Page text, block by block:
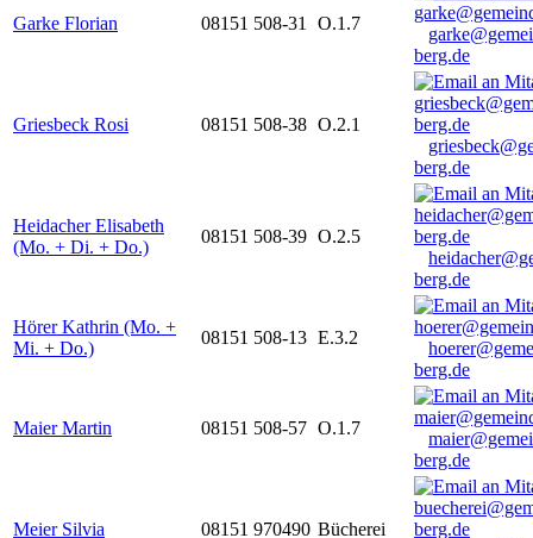
Garke Florian 08151 508-31 O.1.7
berg.de
Griesbeck Rosi 08151 508-38 O.2.1
berg.de
Heidacher Elisabeth
(Mo. + Di. + Do.)
08151 508-39 O.2.5
berg.de
Hörer Kathrin (Mo. +
Mi. + Do.)
08151 508-13 E.3.2
berg.de
Maier Martin 08151 508-57 O.1.7
berg.de
Meier Silvia 08151 970490 Bücherei